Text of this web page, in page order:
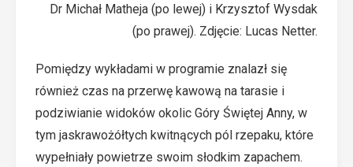
Dr Michał Matheja (po lewej) i Krzysztof Wysdak
(po prawej). Zdjęcie: Lucas Netter.
Pomiędzy wykładami w programie znalazł się
również czas na przerwę kawową na tarasie i
podziwianie widoków okolic Góry Świętej Anny, w
tym jaskrawożółtych kwitnących pól rzepaku, które
wypełniały powietrze swoim słodkim zapachem.